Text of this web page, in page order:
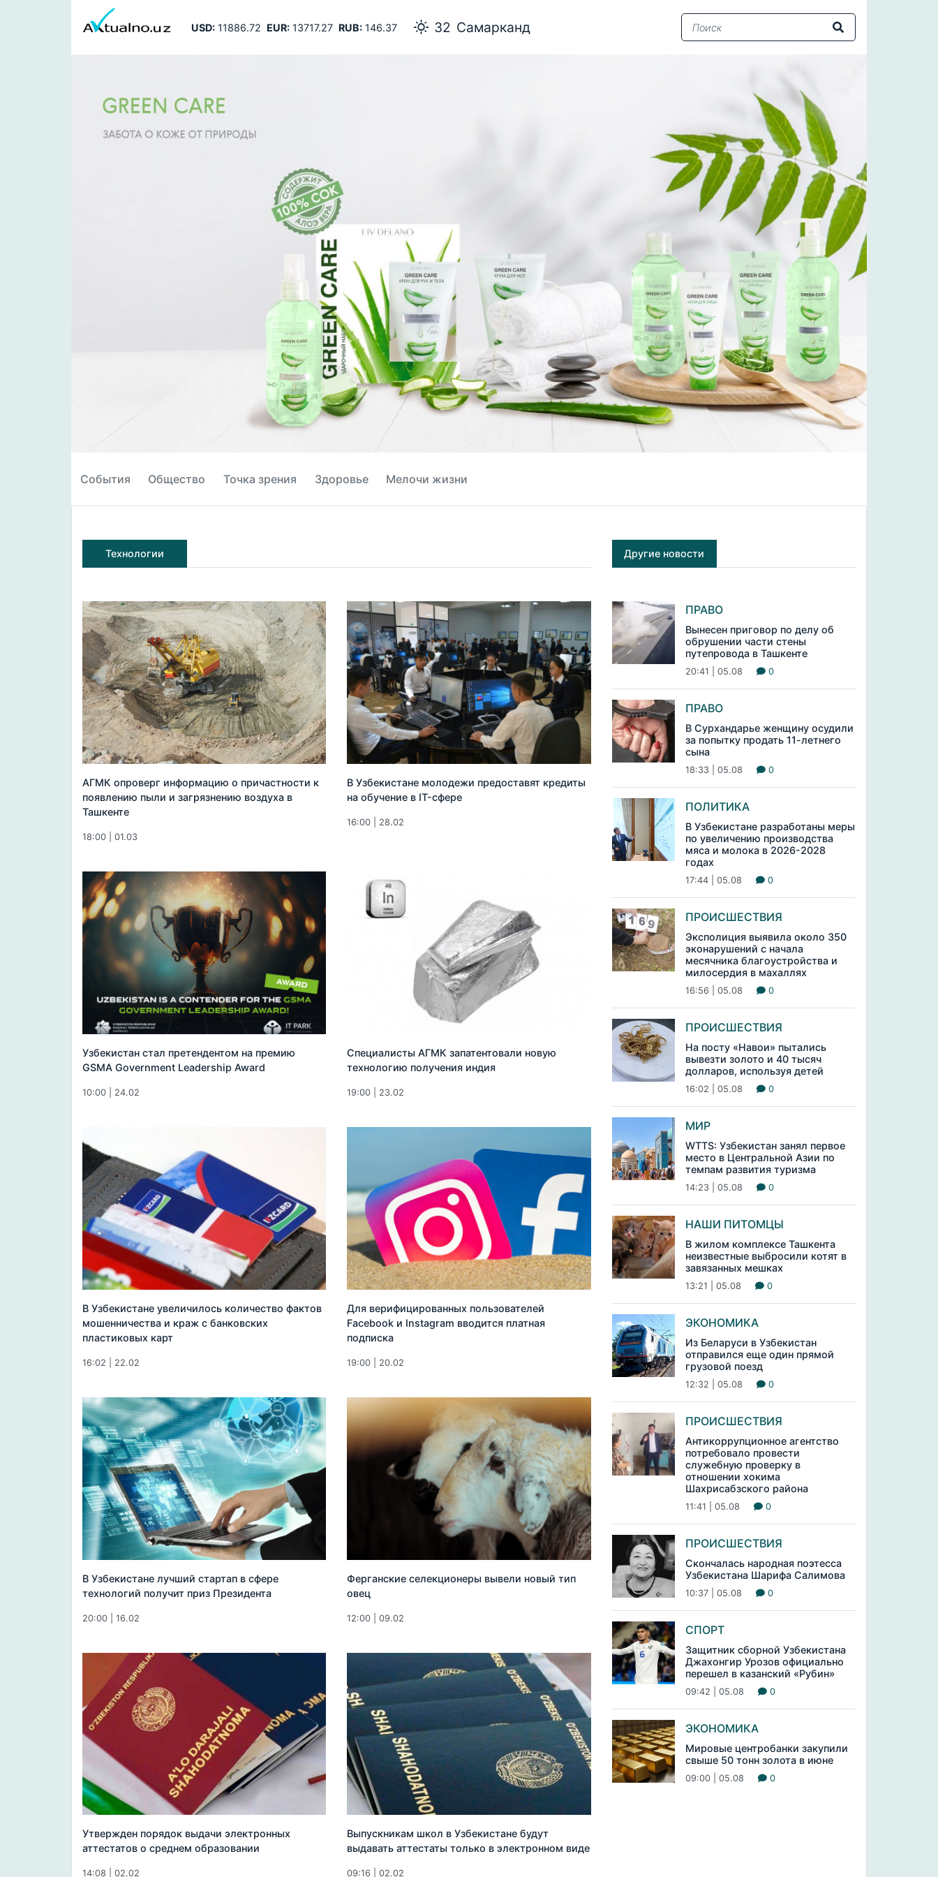
USD:11886.72 EUR:13717.27 RUB:146.37 32 Самарканд
События Общество Точка зрения Здоровье Мелочи жизни
Технологии
АГМК опроверг информацию о причастности к
появлению пыли и загрязнению воздуха в
Ташкенте
18:00 | 01.03
В Узбекистане молодежи предоставят кредиты
на обучение в IT-сфере
16:00 | 28.02
Узбекистан стал претендентом на премию
GSMA Government Leadership Award
10:00 | 24.02
Специалисты АГМК запатентовали новую
технологию получения индия
19:00 | 23.02
В Узбекистане увеличилось количество фактов
мошенничества и краж с банковских
пластиковых карт
16:02 | 22.02
Для верифицированных пользователей
Facebook и Instagram вводится платная
подписка
19:00 | 20.02
В Узбекистане лучший стартап в сфере
технологий получит приз Президента
20:00 | 16.02
Ферганские селекционеры вывели новый тип
овец
12:00 | 09.02
Утвержден порядок выдачи электронных
аттестатов о среднем образовании
14:08 | 02.02
Выпускникам школ в Узбекистане будут
выдавать аттестаты только в электронном виде
09:16 | 02.02
Другие новости
ПРАВО
Вынесен приговор по делу об
обрушении части стены
путепровода в Ташкенте
20:41 | 05.08 0
ПРАВО
В Сурхандарье женщину осудили
за попытку продать 11-летнего
сына
18:33 | 05.08 0
ПОЛИТИКА
В Узбекистане разработаны меры
по увеличению производства
мяса и молока в 2026-2028
годах
17:44 | 05.08 0
ПРОИСШЕСТВИЯ
Эксполиция выявила около 350
эконарушений с начала
месячника благоустройства и
милосердия в махаллях
16:56 | 05.08 0
ПРОИСШЕСТВИЯ
На посту «Навои» пытались
вывезти золото и 40 тысяч
долларов, используя детей
16:02 | 05.08 0
МИР
WTTS: Узбекистан занял первое
место в Центральной Азии по
темпам развития туризма
14:23 | 05.08 0
НАШИ ПИТОМЦЫ
В жилом комплексе Ташкента
неизвестные выбросили котят в
завязанных мешках
13:21 | 05.08 0
ЭКОНОМИКА
Из Беларуси в Узбекистан
отправился еще один прямой
грузовой поезд
12:32 | 05.08 0
ПРОИСШЕСТВИЯ
Антикоррупционное агентство
потребовало провести
служебную проверку в
отношении хокима
Шахрисабзского района
11:41 | 05.08 0
ПРОИСШЕСТВИЯ
Скончалась народная поэтесса
Узбекистана Шарифа Салимова
10:37 | 05.08 0
СПОРТ
Защитник сборной Узбекистана
Джахонгир Урозов официально
перешел в казанский «Рубин»
09:42 | 05.08 0
ЭКОНОМИКА
Мировые центробанки закупили
свыше 50 тонн золота в июне
09:00 | 05.08 0